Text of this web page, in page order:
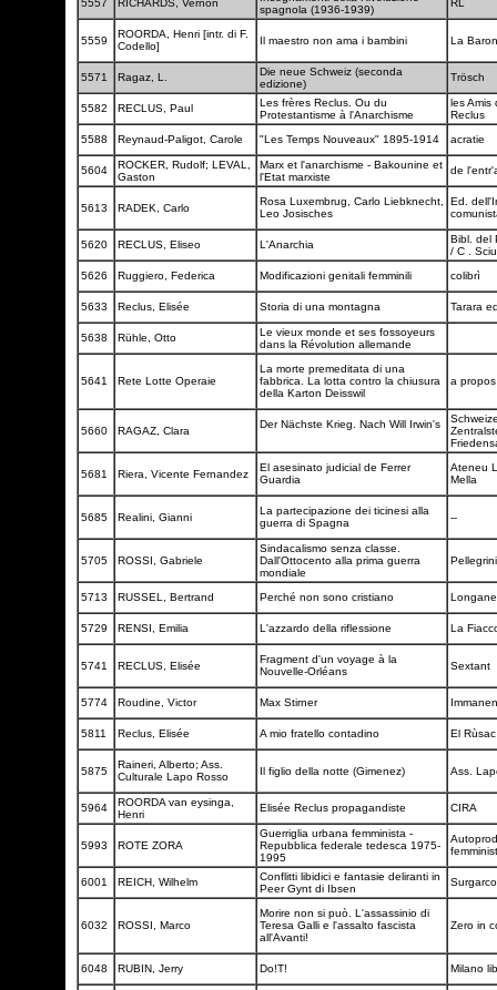
5557
RICHARDS, Vernon
spagnola (1936-1939)
RL
5559
ROORDA, Henri [intr. di F.
Codello]
Il maestro non ama i bambini La
5571 Ragaz, L.
Die neue Schweiz (seconda
edizione)
Trösch
5582 RECLUS, Paul
Les frères Reclus. Ou du
Protestantisme à l'Anarchisme
les Amis
Reclus
5588
Reynaud-Paligot, Carole "Les Temps Nouveaux" 1895-1914 acratie
5604
ROCKER, Rudolf; LEVAL,
Gaston
Marx et l'anarchisme - Bakounine et
l'Etat marxiste
de
5613 RADEK, Carlo
Rosa Luxembrug, Carlo Liebknecht,
Leo Josisches
Ed.
5620 RECLUS, Eliseo L'Anarchia
Bibl. del
/ C .
5626
Ruggiero, Federica Modificazioni genitali femminili colibrì
5633 Reclus, Elisée Storia di una montagna Tarara
5638 Rühle, Otto
Le vieux monde et ses fossoyeurs
dans la Révolution allemande
5641 Rete Lotte Operaie
La morte premeditata di una
fabbrica. La lotta contro la chiusura
della Karton Deisswil
a
5660 RAGAZ, Clara
Der Nächste Krieg. Nach Will Irwin's
5681 Riera, Vicente Fernandez
El asesinato judicial de Ferrer
Guardia
Ateneu
Mella
5685 Realini, Gianni
La partecipazione dei ticinesi alla
guerra di Spagna
--
5705 ROSSI, Gabriele
Sindacalismo senza classe.
Dall'Ottocento alla prima guerra
mondiale
5713 RUSSEL, Bertrand Perché non sono cristiano
5729 RENSI, Emilia L'azzardo della riflessione La
5741 RECLUS, Elisée
Fragment d'un voyage à la
Nouvelle-Orléans
Sextant
5774 Roudine, Victor Max Stirner
5811 Reclus, Elisée A mio fratello contadino El
5875
Raineri, Alberto; Ass.
Culturale Lapo Rosso
Il figlio della notte (Gimenez) Ass.
5964
ROORDA van eysinga,
Henri
Elisée Reclus propagandiste CIRA
5993 ROTE ZORA
Guerriglia urbana femminista -
Repubblica federale tedesca 1975-
1995
6001 REICH, Wilhelm
Conflitti libidici e fantasie deliranti in
Peer Gynt di Ibsen
6032 ROSSI, Marco
Morire non si può. L'assassinio di
Teresa Galli e l'assalto fascista
all'Avanti!
Zero in
6048 RUBIN, Jerry Do!T! Milano